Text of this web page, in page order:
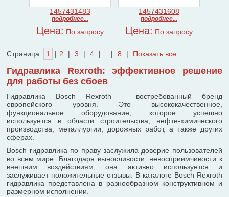
1457431483
подробнее...
Цена: По запросу
1457431608
подробнее...
Цена: По запросу
Страница: 1 | 2 | 3 | 4 | ... | 8 | Показать все
Гидравлика Rexroth: эффективное решение
для работы без сбоев
Гидравлика Bosch Rexroth – востребованный бренд
европейского уровня. Это высококачественное,
функциональное оборудование, которое успешно
используется в области строительства, нефте-химического
производства, металлургии, дорожных работ, а также других
сферах.
Bosch гидравлика по праву заслужила доверие пользователей
во всем мире. Благодаря выносливости, невосприимчивости к
внешним воздействиям, она активно используется и
заслуживает положительные отзывы. В каталоге Bosch Rexroth
гидравлика представлена в разнообразном конструктивном и
размерном исполнении.